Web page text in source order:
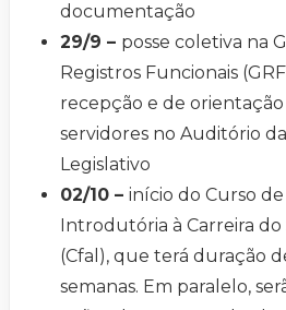
documentação
29/9 – posse coletiva na
Registros Funcionais
recepção e de orientação
servidores no Auditório
Legislativo
02/10 – início do Curso
Introdutória à Carreira do
(Cfal), que terá duração
semanas. Em paralelo,